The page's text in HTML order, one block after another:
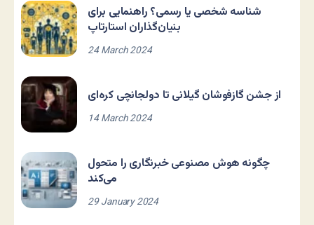
شناسه شخصی یا رسمی؟ راهنمایی برای
بنیان‌گذاران استارتاپ
24 March 2024
از جشن گازفوشان گیلانی تا دولجانچی کره‌ای
14 March 2024
چگونه هوش مصنوعی خبرنگاری را متحول
می‌کند
29 January 2024